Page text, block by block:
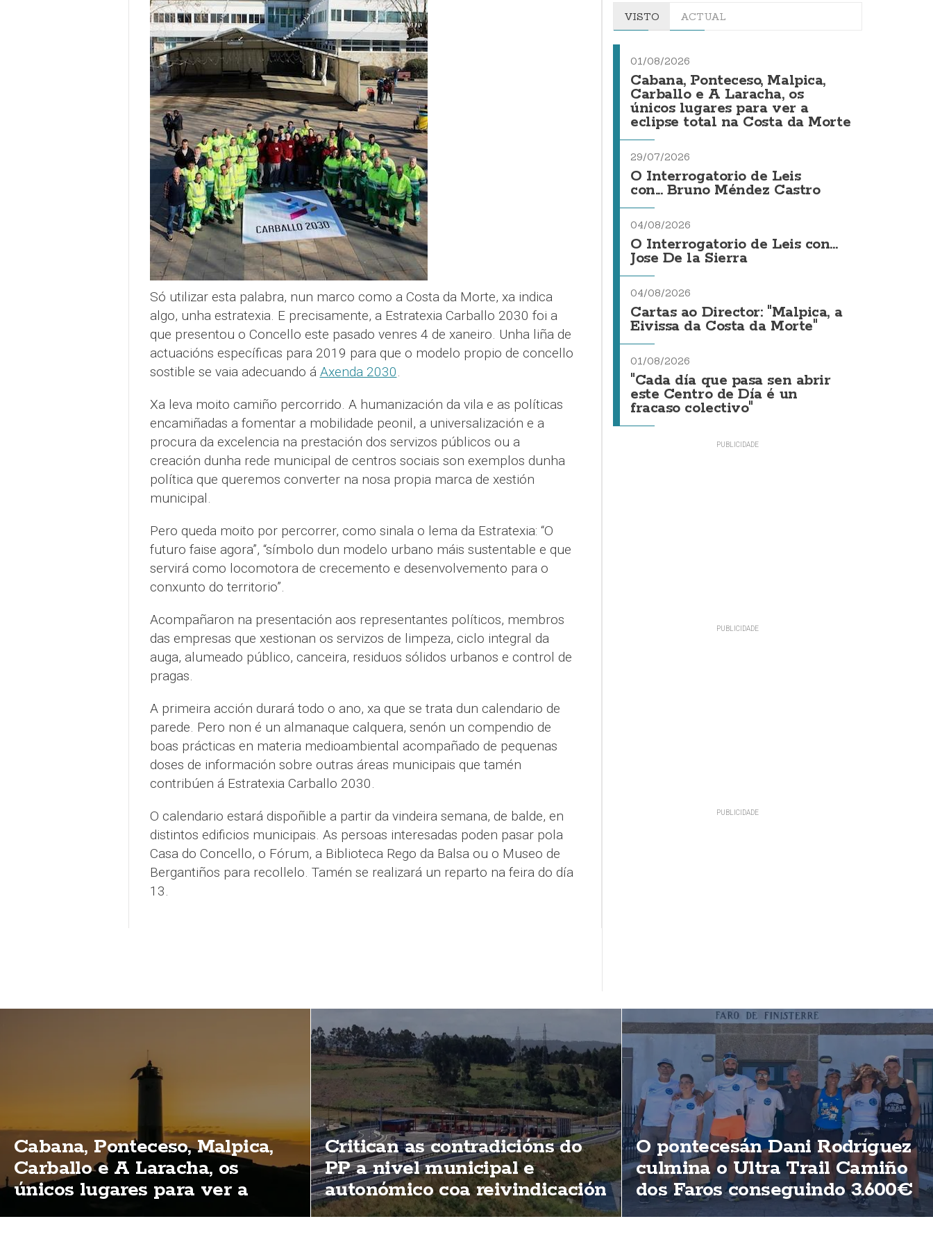
Só utilizar esta palabra, nun marco como a Costa da Morte, xa indica
algo, unha estratexia. E precisamente, a Estratexia Carballo 2030 foi a
que presentou o Concello este pasado venres 4 de xaneiro. Unha liña de
actuacións específicas para 2019 para que o modelo propio de concello
sostible se vaia adecuando á Axenda 2030.
Xa leva moito camiño percorrido. A humanización da vila e as políticas
encamiñadas a fomentar a mobilidade peonil, a universalización e a
procura da excelencia na prestación dos servizos públicos ou a
creación dunha rede municipal de centros sociais son exemplos dunha
política que queremos converter na nosa propia marca de xestión
municipal.
Pero queda moito por percorrer, como sinala o lema da Estratexia: “O
futuro faise agora”, “símbolo dun modelo urbano máis sustentable e que
servirá como locomotora de crecemento e desenvolvemento para o
conxunto do territorio”.
Acompañaron na presentación aos representantes políticos, membros
das empresas que xestionan os servizos de limpeza, ciclo integral da
auga, alumeado público, canceira, residuos sólidos urbanos e control de
pragas.
A primeira acción durará todo o ano, xa que se trata dun calendario de
parede. Pero non é un almanaque calquera, senón un compendio de
boas prácticas en materia medioambiental acompañado de pequenas
doses de información sobre outras áreas municipais que tamén
contribúen á Estratexia Carballo 2030.
O calendario estará dispoñible a partir da vindeira semana, de balde, en
distintos edificios municipais. As persoas interesadas poden pasar pola
Casa do Concello, o Fórum, a Biblioteca Rego da Balsa ou o Museo de
Bergantiños para recollelo. Tamén se realizará un reparto na feira do día
13.
VISTO ACTUAL
01/08/2026
Cabana, Ponteceso, Malpica,
Carballo e A Laracha, os
únicos lugares para ver a
eclipse total na Costa da Morte
29/07/2026
O Interrogatorio de Leis
con... Bruno Méndez Castro
04/08/2026
O Interrogatorio de Leis con...
Jose De la Sierra
04/08/2026
Cartas ao Director: "Malpica, a
Eivissa da Costa da Morte"
01/08/2026
"Cada día que pasa sen abrir
este Centro de Día é un
fracaso colectivo"
Cabana, Ponteceso, Malpica,
Carballo e A Laracha, os
únicos lugares para ver a
eclipse total na Costa da
Critican as contradicións do
PP a nivel municipal e
autonómico coa reivindicación
de elimininación das peaxes
O pontecesán Dani Rodríguez
culmina o Ultra Trail Camiño
dos Faros conseguindo 3.600€
para ASFEGA